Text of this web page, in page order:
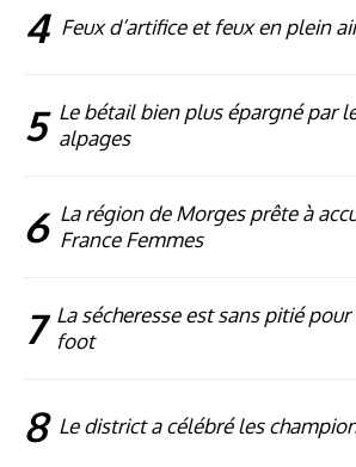
4 Feux d’artifice et feux en plein
5 Le bétail bien plus épargné par
alpages
6 La région de Morges prête à
France Femmes
7 La sécheresse est sans pitié
foot
8 Le district a célébré les